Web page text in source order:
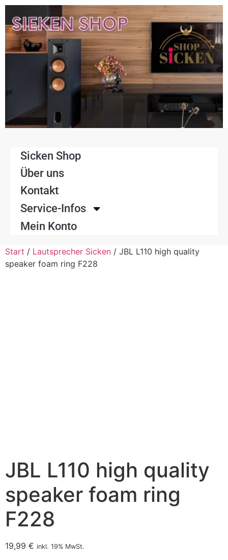
Sicken Shop
Über uns
Kontakt
Service-Infos
Mein Konto
Start / Lautsprecher Sicken / JBL L110 high quality
speaker foam ring F228
JBL L110 high quality
speaker foam ring
F228
19,99 € inkl. 19% MwSt.